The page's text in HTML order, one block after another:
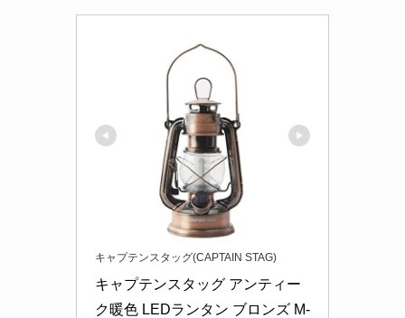
キャプテンスタッグ(CAPTAIN STAG)
キャプテンスタッグ アンティー
ク暖色 LEDランタン ブロンズ M-